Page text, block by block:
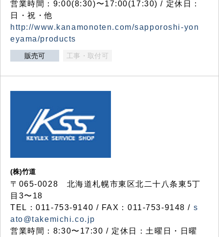
営業時間：9:00(8:30)〜17:00(17:30) / 定休日：
日・祝・他
http://www.kanamonoten.com/sapporoshi-yon
eyama/products
販売可 工事・取付可
(株)竹道
〒065-0028 北海道札幌市東区北二十八条東5丁
目3〜18
TEL：011-753-9140 / FAX：011-753-9148 / s
ato@takemichi.co.jp
営業時間：8:30〜17:30 / 定休日：土曜日・日曜